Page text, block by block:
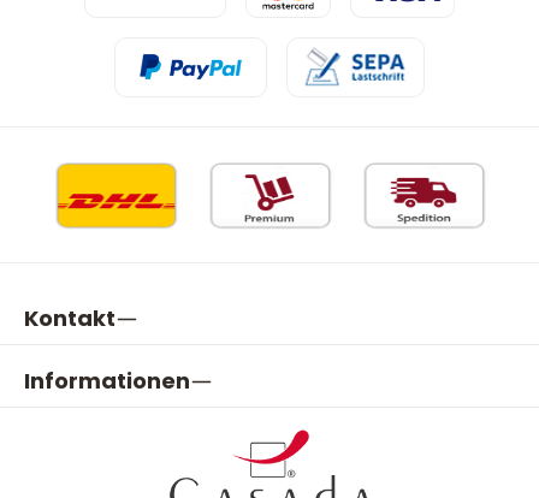
Kontakt
Informationen